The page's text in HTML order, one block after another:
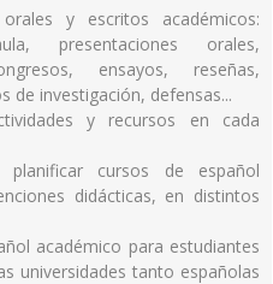
y escritos académicos:
presentaciones orales,
ensayos, reseñas,
de investigación, defensas...
y recursos en cada
planificar cursos de español
didácticas, en distintos
académico para estudiantes
universidades tanto españolas